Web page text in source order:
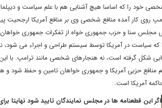
شخصی خود را که اساسا هیچ آشنایی هم با علم سیاست و
روی کار آمده منافع شخصی وی بر منافع آمریکا ارجحیت
مجلس سنا و حزب جمهوری خواه از تفکرات جمهوری
که سیاست در آمریکا توسط سیستم طراحی و اجراء می
شکل گرفته است، نه هنجارهای شخصی مانند ترامپ. با
حزبی آمریکا و جمهوری خواهان تامین و حفظ شود و هم
آمریکا است.
اگر این قطعنامه ها در مجلس نمایندگان تایید شود نهایتا